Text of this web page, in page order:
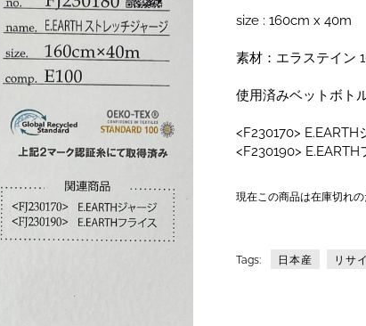
size : 160cm x 40m
素材：エラステイン
使用済みベットボト
<F230170> E.EARTH
<F230190> E.EARTH
現在この商品は在庫切れ
Tags: 日本産 リサ